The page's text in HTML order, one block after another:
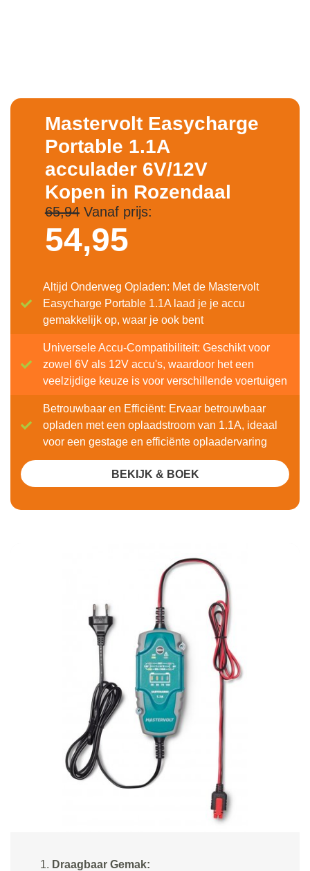
Draagbaar Gemak:
Mastervolt Easycharge
Portable 1.1A
acculader 6V/12V
Kopen in Rozendaal
65,94Vanaf prijs:
54,95
Altijd Onderweg Opladen: Met de Mastervolt
Easycharge Portable 1.1A laad je je accu
gemakkelijk op, waar je ook bent
Universele Accu-Compatibiliteit: Geschikt voor
zowel 6V als 12V accu's, waardoor het een
veelzijdige keuze is voor verschillende voertuigen
Betrouwbaar en Efficiënt: Ervaar betrouwbaar
opladen met een oplaadstroom van 1.1A, ideaal
voor een gestage en efficiënte oplaadervaring
BEKIJK & BOEK